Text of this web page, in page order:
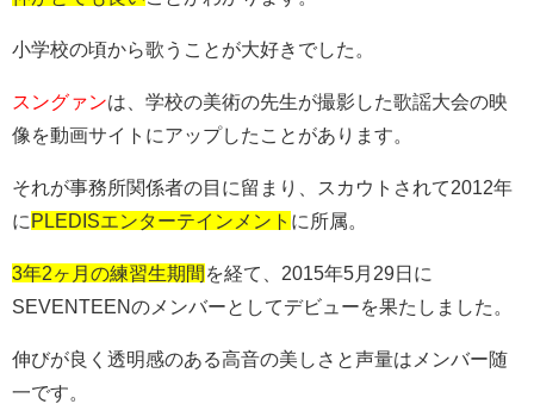
小学校の頃から歌うことが大好きでした。
スングァンは、学校の美術の先生が撮影した歌謡大会の映
像を動画サイトにアップしたことがあります。
それが事務所関係者の目に留まり、スカウトされて2012年
に PLEDISエンターテインメント に所属。
3年2ヶ月の練習生期間 を経て、2015年5月29日に
SEVENTEENのメンバーとしてデビューを果たしました。
伸びが良く透明感のある高音の美しさと声量はメンバー随
一です。